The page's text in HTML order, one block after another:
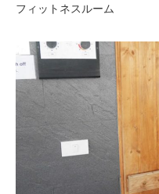
フィットネスルーム